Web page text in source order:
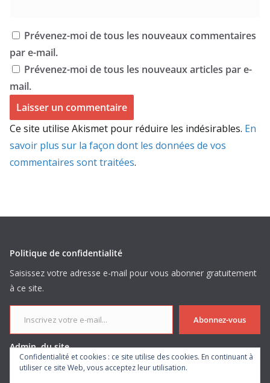
Prévenez-moi de tous les nouveaux commentaires
par e-mail.
Prévenez-moi de tous les nouveaux articles par e-
mail.
Ce site utilise Akismet pour réduire les indésirables. En
savoir plus sur la façon dont les données de vos
commentaires sont traitées.
Politique de confidentialité
Saisissez votre adresse e-mail pour vous abonner gratuitement
à ce site.
Inscrivez votre e-mail...
Abonnez-vous
Admin. du site
Confidentialité et cookies : ce site utilise des cookies. En continuant à
utiliser ce site Web, vous acceptez leur utilisation.